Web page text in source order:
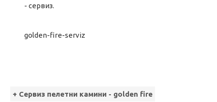
- сервиз.
golden-fire-serviz
+ Сервиз пелетни камини - golden fire